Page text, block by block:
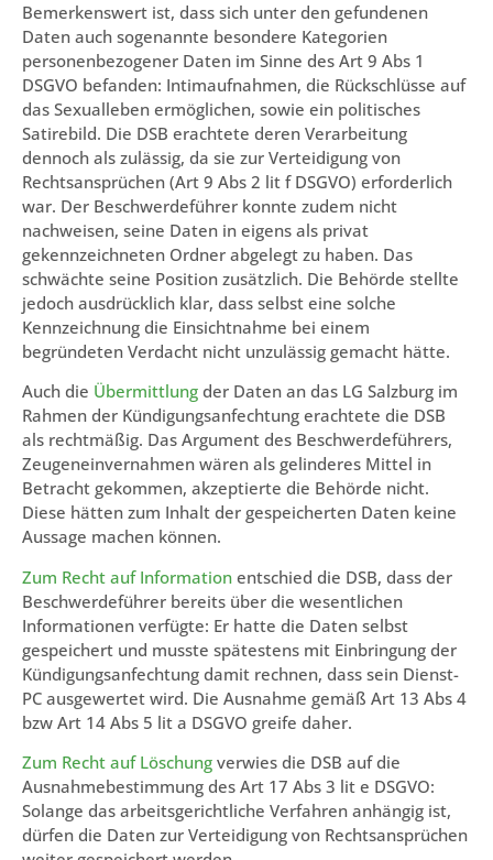
Bemerkenswert ist, dass sich unter den gefundenen
Daten auch sogenannte besondere Kategorien
personenbezogener Daten im Sinne des Art 9 Abs 1
DSGVO befanden: Intimaufnahmen, die Rückschlüsse auf
das Sexualleben ermöglichen, sowie ein politisches
Satirebild. Die DSB erachtete deren Verarbeitung
dennoch als zulässig, da sie zur Verteidigung von
Rechtsansprüchen (Art 9 Abs 2 lit f DSGVO) erforderlich
war. Der Beschwerdeführer konnte zudem nicht
nachweisen, seine Daten in eigens als privat
gekennzeichneten Ordner abgelegt zu haben. Das
schwächte seine Position zusätzlich. Die Behörde stellte
jedoch ausdrücklich klar, dass selbst eine solche
Kennzeichnung die Einsichtnahme bei einem
begründeten Verdacht nicht unzulässig gemacht hätte.
Auch die Übermittlung der Daten an das LG Salzburg im
Rahmen der Kündigungsanfechtung erachtete die DSB
als rechtmäßig. Das Argument des Beschwerdeführers,
Zeugeneinvernahmen wären als gelinderes Mittel in
Betracht gekommen, akzeptierte die Behörde nicht.
Diese hätten zum Inhalt der gespeicherten Daten keine
Aussage machen können.
Zum Recht auf Information entschied die DSB, dass der
Beschwerdeführer bereits über die wesentlichen
Informationen verfügte: Er hatte die Daten selbst
gespeichert und musste spätestens mit Einbringung der
Kündigungsanfechtung damit rechnen, dass sein Dienst-
PC ausgewertet wird. Die Ausnahme gemäß Art 13 Abs 4
bzw Art 14 Abs 5 lit a DSGVO greife daher.
Zum Recht auf Löschung verwies die DSB auf die
Ausnahmebestimmung des Art 17 Abs 3 lit e DSGVO:
Solange das arbeitsgerichtliche Verfahren anhängig ist,
dürfen die Daten zur Verteidigung von Rechtsansprüchen